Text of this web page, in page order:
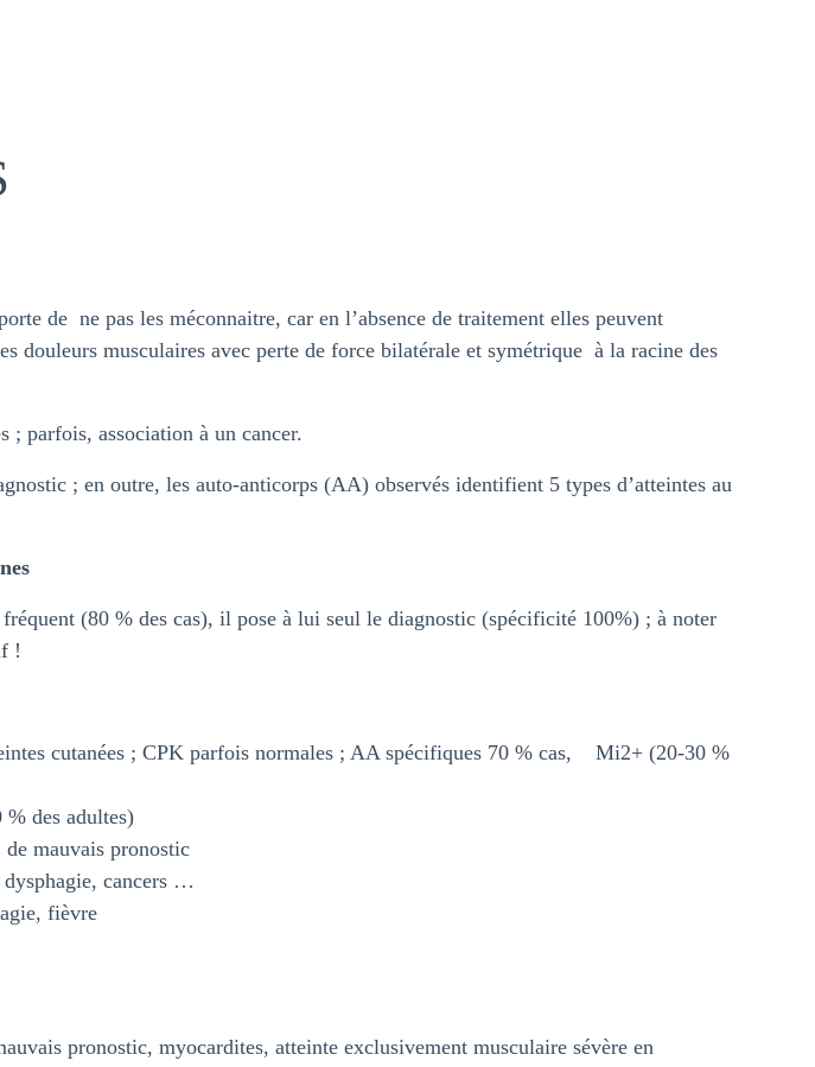
de ne pas les méconnaitre, car en l’absence de traitement elles peuvent
douleurs musculaires avec perte de force bilatérale et symétrique à la racine des
; parfois, association à un cancer.
; en outre, les auto-anticorps (AA) observés identifient 5 types d’atteintes au
(80 % des cas), il pose à lui seul le diagnostic (spécificité 100%) ; à noter
!
cutanées ; CPK parfois normales ; AA spécifiques 70 % cas, Mi2+ (20-30 %
des adultes)
mauvais pronostic
cancers …
fièvre
pronostic, myocardites, atteinte exclusivement musculaire sévère en